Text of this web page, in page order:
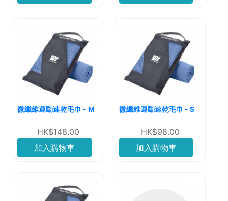
微纖維運動速乾毛巾 - M
HK$148.00
加入購物車
微纖維運動速乾毛巾 - S
HK$98.00
加入購物車